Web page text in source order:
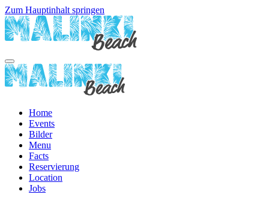
Zum Hauptinhalt springen
Home
Events
Bilder
Menu
Facts
Reservierung
Location
Jobs